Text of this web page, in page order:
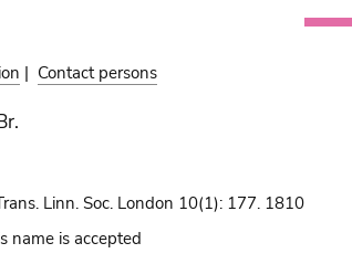
| Contact persons
Linn. Soc. London 10(1): 177. 1810
name is accepted